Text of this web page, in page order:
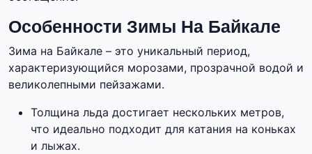
Особенности Зимы На Байкале
Зима на Байкале – это уникальный период,
характеризующийся морозами, прозрачной водой и
великолепными пейзажами.
Толщина льда достигает нескольких метров,
что идеально подходит для катания на коньках
и лыжах.